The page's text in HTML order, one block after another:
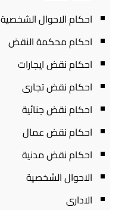
احكام الاحوال الشخصية
احكام محكمة النقض
احكام نقض ايجارات
احكام نقض تجارى
احكام نقض جنائية
احكام نقض عمال
احكام نقض مدنية
الاحوال الشخصية
الادارى